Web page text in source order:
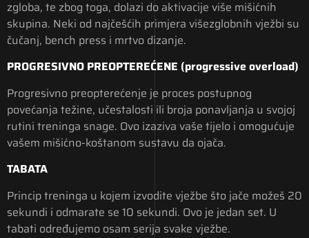
zgloba, te zbog toga, dolazi do aktivacije više mišićnih
skupina. Neki od najčešćih primjera višezglobnih vježbi su
čučanj, bench press i mrtvo dizanje.
PROGRESIVNO PREOPTEREĆENE (progressive overload)
Progresivno preopterećenje je proces postupnog
povećanja težine, učestalosti ili broja ponavljanja u svojoj
rutini treninga snage. Ovo izaziva vaše tijelo i omogućuje
vašem mišićno-koštanom sustavu da ojača.
TABATA
​​Princip treninga u kojem izvodite vježbe što jače možeš 20
sekundi i odmarate se 10 sekundi. Ovo je jedan set. U
tabati određujemo osam serija svake vježbe.